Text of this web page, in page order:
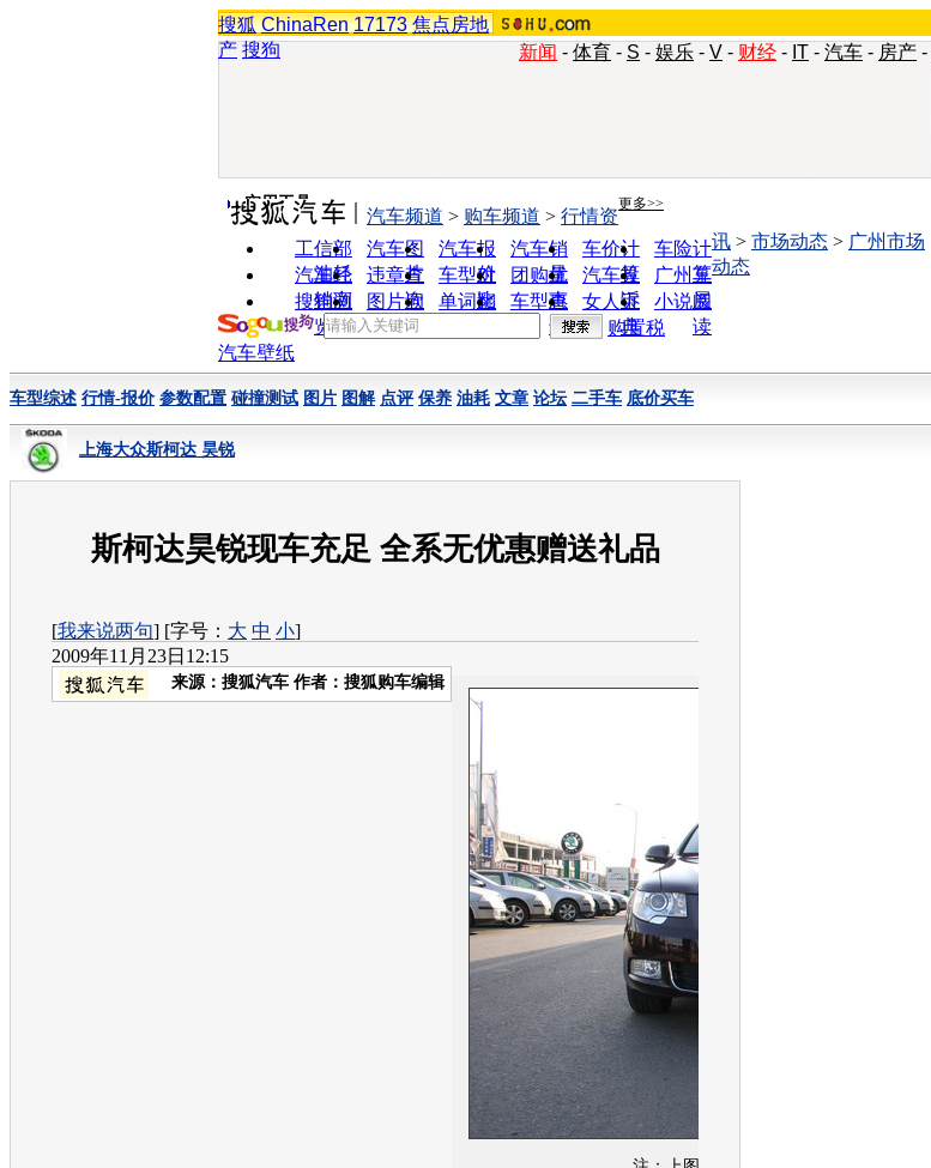
搜狐 ChinaRen 17173 焦点房地
产 搜狗 新闻 - 体育 - S - 娱乐 - V - 财经 - IT - 汽车 - 房产 -
实用工具 更多>>
工信部
油耗
汽车图
片
汽车报
价
汽车销
量
车价计
算
车险计
算
汽车经
销商
违章查
询
车型对
比
团购优
惠
汽车投
诉
广州车
展
搜狗浏
览器
图片欣
赏
单词翻
车型查
询
女人宝
典
小说阅
读
汽车频道 > 购车频道 > 行情资
讯 > 市场动态 > 广州市场
动态
购置税
汽车壁纸
车型综述 行情-报价 参数配置 碰撞测试 图片 图解 点评 保养 油耗 文章 论坛 二手车 底价买车
上海大众斯柯达 昊锐
斯柯达昊锐现车充足 全系无优惠赠送礼品
[我来说两句] [字号： 大 中 小]
2009年11月23日12:15
来源： 搜狐汽车 作者：搜狐购车编辑